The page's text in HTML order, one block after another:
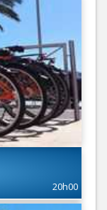
20h00